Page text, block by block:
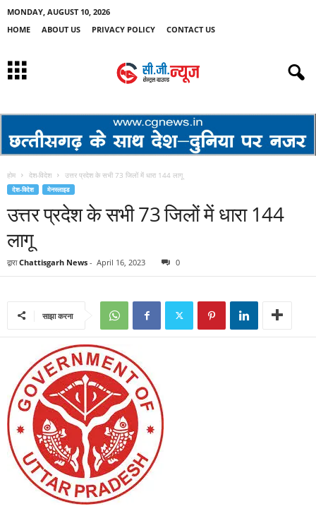
MONDAY, AUGUST 10, 2026
HOME
ABOUT US PRIVACY POLICY CONTACT US
होम देश-विदेश उत्तर प्रदेश के सभी 73 जिलों में धारा 144 लागू
देश-विदेश मेनस्लाइड
उत्तर प्रदेश के सभी 73 जिलों में धारा 144
लागू
द्वारा Chattisgarh News - April 16, 2023 0
साझा करना